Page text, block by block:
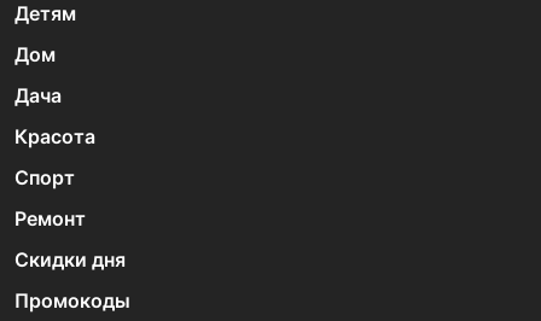
Детям
Дом
Дача
Красота
Спорт
Ремонт
Скидки дня
Промокоды